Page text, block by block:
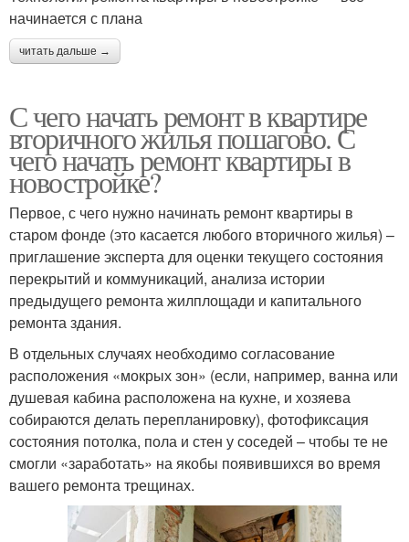
начинается с плана
читать дальше →
С чего начать ремонт в квартире
вторичного жилья пошагово. С
чего начать ремонт квартиры в
новостройке?
Первое, с чего нужно начинать ремонт квартиры в
старом фонде (это касается любого вторичного жилья) –
приглашение эксперта для оценки текущего состояния
перекрытий и коммуникаций, анализа истории
предыдущего ремонта жилплощади и капитального
ремонта здания.
В отдельных случаях необходимо согласование
расположения «мокрых зон» (если, например, ванна или
душевая кабина расположена на кухне, и хозяева
собираются делать перепланировку), фотофиксация
состояния потолка, пола и стен у соседей – чтобы те не
смогли «заработать» на якобы появившихся во время
вашего ремонта трещинах.